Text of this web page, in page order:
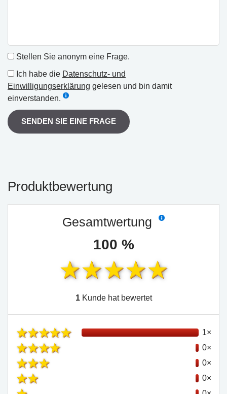
Stellen Sie anonym eine Frage.
Ich habe die Datenschutz- und
Einwilligungserklärung gelesen und bin damit
einverstanden.
SENDEN SIE EINE FRAGE
Produktbewertung
Gesamtwertung
100 %
1Kunde hat bewertet
1×
0×
0×
0×